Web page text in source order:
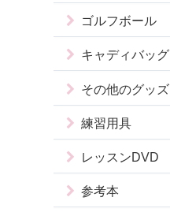
ゴルフボール
キャディバッグ
その他のグッズ
練習用具
レッスンDVD
参考本